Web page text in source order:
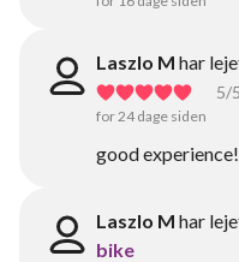
Laszlo M har
5/5
for 24 dage siden
good
Laszlo M har
bike